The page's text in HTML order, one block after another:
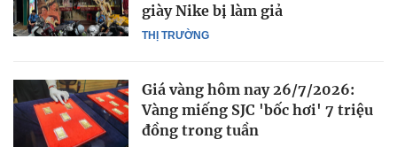
THỊ TRƯỜNG
giày Nike bị làm giả
Giá vàng hôm nay 26/7/2026:
Vàng miếng SJC 'bốc hơi' 7 triệu
đồng trong tuần